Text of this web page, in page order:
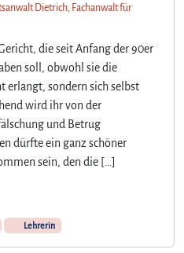
h
n
w
r
o
t
!
Dietrich, Fachanwalt für
die seit Anfang der 90er
soll, obwohl sie die
erlangt, sondern sich selbst
wird ihr von der
und Betrug
dürfte ein ganz schöner
sein, den die […]
Lehrerin